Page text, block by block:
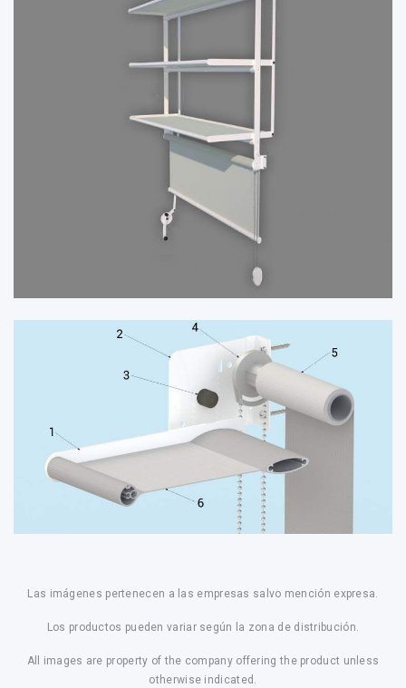
Las imágenes pertenecen a las empresas salvo mención expresa.
Los productos pueden variar según la zona de distribución.
All images are property of the company offering the product unless
otherwise indicated.